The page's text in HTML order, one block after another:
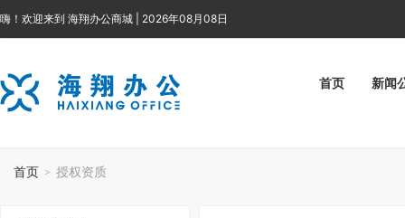
嗨！欢迎来到 海翔办公商城 | 2026年08月08日
首页 新闻
首页 > 授权资质